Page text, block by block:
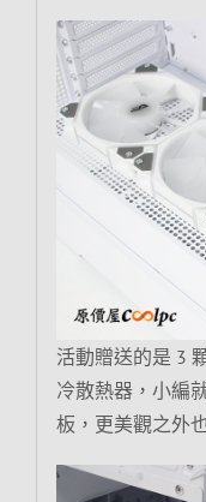
活動贈送的是 3
冷散熱器，小編
板，更美觀之外